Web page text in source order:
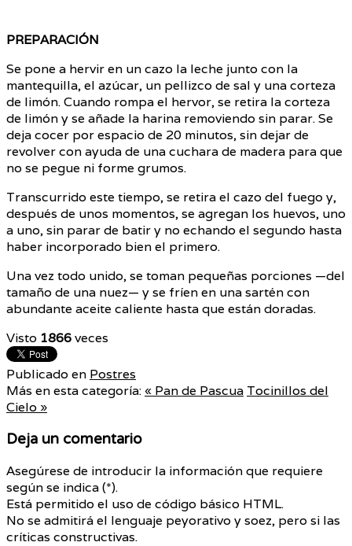
PREPARACIÓN
Se pone a hervir en un cazo la leche junto con la
mantequilla, el azúcar, un pellizco de sal y una corteza
de limón. Cuando rompa el hervor, se retira la corteza
de limón y se añade la harina removiendo sin parar. Se
deja cocer por espacio de 20 minutos, sin dejar de
revolver con ayuda de una cuchara de madera para que
no se pegue ni forme grumos.
Transcurrido este tiempo, se retira el cazo del fuego y,
después de unos momentos, se agregan los huevos, uno
a uno, sin parar de batir y no echando el segundo hasta
haber incorporado bien el primero.
Una vez todo unido, se toman pequeñas porciones —del
tamaño de una nuez— y se fríen en una sartén con
abundante aceite caliente hasta que están doradas.
Visto 1866veces
Publicado en Postres
Más en esta categoría:« Pan de Pascua Tocinillos del
Cielo »
Deja un comentario
Asegúrese de introducir la información que requiere
según se indica (*).
Está permitido el uso de código básico HTML.
No se admitirá el lenguaje peyorativo y soez, pero si las
críticas constructivas.